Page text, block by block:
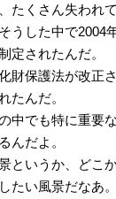
たくさん失われ
うした中で2004
定されたんだ。
財保護法が改正
たんだ。
中でも特に重要
んだよ。
というか、どこ
たい風景だなあ。